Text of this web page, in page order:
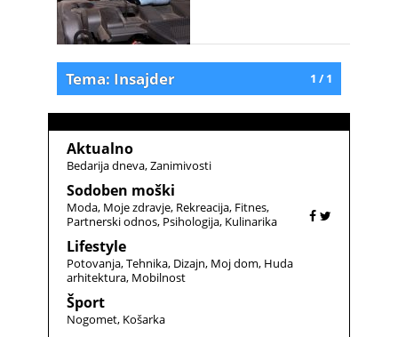
1 / 1
Tema: Insajder
Aktualno
Bedarija dneva Zanimivosti
Sodoben moški
Moda Moje zdravje Rekreacija Fitnes
Partnerski odnos Psihologija Kulinarika
Lifestyle
Potovanja Tehnika Dizajn Moj dom Huda
arhitektura Mobilnost
Šport
Nogomet Košarka